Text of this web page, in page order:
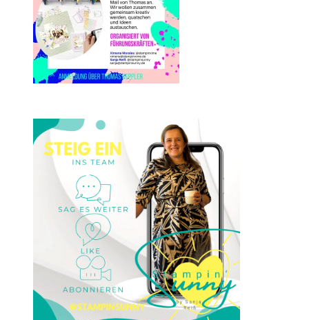
Einsteigen 2025 im Team
Stampin‘ Sunny
23. Januar 2025